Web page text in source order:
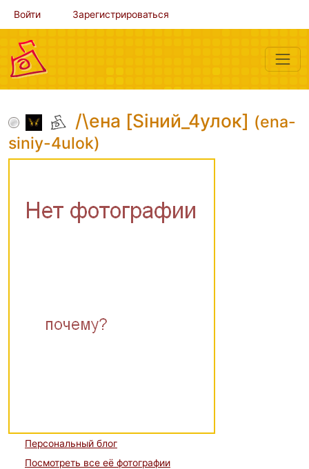
Войти Зарегистрироваться
/\ена [Siний_4улок] (ena-
siniy-4ulok)
Персональный блог
Посмотреть все её фотографии